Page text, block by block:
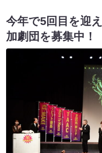
今年で5回目を迎
加劇団を募集中！